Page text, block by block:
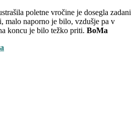
poletne vročine je dosegla zadani
malo naporno je bilo, vzdušje pa v
koncu je bilo težko priti. BoMa